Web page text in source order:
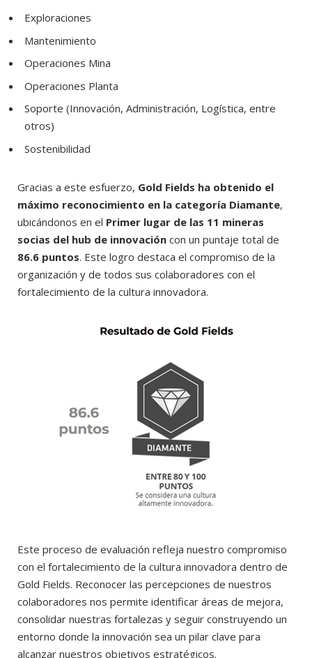
Exploraciones
Mantenimiento
Operaciones Mina
Operaciones Planta
Soporte (Innovación, Administración, Logística, entre
otros)
Sostenibilidad
Gracias a este esfuerzo, Gold Fields ha obtenido el
máximo reconocimiento en la categoría Diamante,
ubicándonos en el Primer lugar de las 11 mineras
socias del hub de innovación con un puntaje total de
86.6 puntos. Este logro destaca el compromiso de la
organización y de todos sus colaboradores con el
fortalecimiento de la cultura innovadora.
Este proceso de evaluación refleja nuestro compromiso
con el fortalecimiento de la cultura innovadora dentro de
Gold Fields. Reconocer las percepciones de nuestros
colaboradores nos permite identificar áreas de mejora,
consolidar nuestras fortalezas y seguir construyendo un
entorno donde la innovación sea un pilar clave para
alcanzar nuestros objetivos estratégicos.